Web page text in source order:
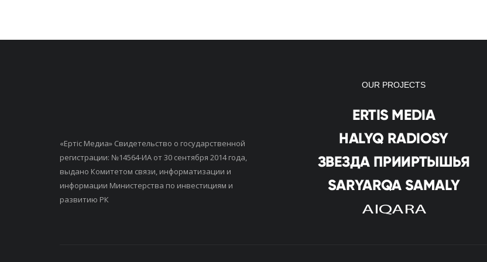
«Ертiс Медиа» Свидетельство о государственной
регистрации: №14564-ИА от 30 сентября 2014 года,
выдано Комитетом связи, информатизации и
информации Министерства по инвестициям и
развитию РК
OUR PROJECTS